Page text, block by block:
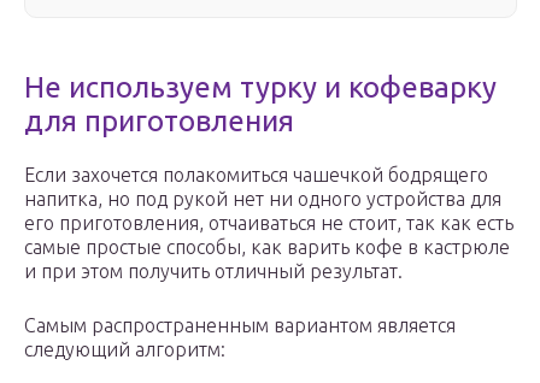
Не используем турку и кофеварку
для приготовления
Если захочется полакомиться чашечкой бодрящего
напитка, но под рукой нет ни одного устройства для
его приготовления, отчаиваться не стоит, так как есть
самые простые способы, как варить кофе в кастрюле
и при этом получить отличный результат.
Самым распространенным вариантом является
следующий алгоритм: